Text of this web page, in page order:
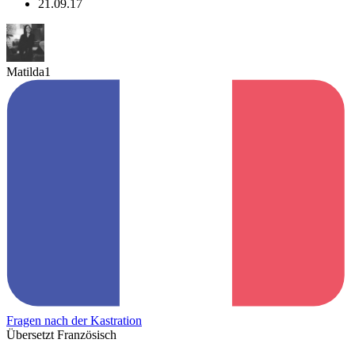
21.09.17
Matilda1
Fragen nach der Kastration
Übersetzt Französisch